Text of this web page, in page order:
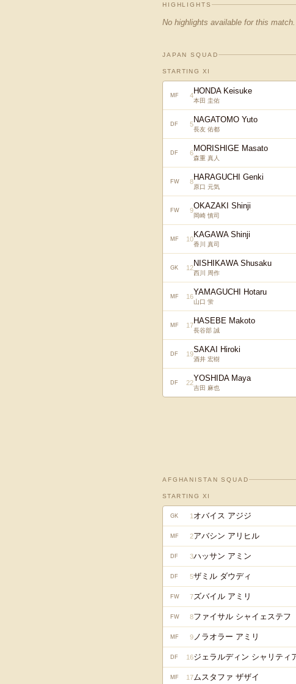
HIGHLIGHTS
No highlights available for this match.
JAPAN SQUAD
STARTING XI
MF 4HONDA Keisuke
本田 圭佑
DF 5NAGATOMO Yuto
長友 佑都
DF 6MORISHIGE Masato
森重 真人
FW 8HARAGUCHI Genki
原口 元気
FW 9OKAZAKI Shinji
岡崎 慎司
MF 10KAGAWA Shinji
香川 真司
GK 12NISHIKAWA Shusaku
西川 周作
MF 16YAMAGUCHI Hotaru
山口 蛍
MF 17HASEBE Makoto
長谷部 誠
DF 19SAKAI Hiroki
酒井 宏樹
DF 22YOSHIDA Maya
吉田 麻也
AFGHANISTAN SQUAD
STARTING XI
GK 1 オバイス アジジ
MF 2アバシン アリヒル
DF 3ハッサン アミン
DF 5ザミル ダウディ
FW 7ズバイル アミリ
FW 8ファイサル シャイェステフ
MF 9ノラオラー アミリ
DF 16ジェラルディン シャリティ
MF 17ムスタファ ザザイ